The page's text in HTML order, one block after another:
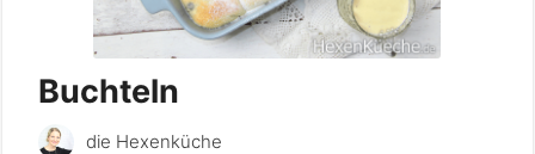
Buchteln
die Hexenküche